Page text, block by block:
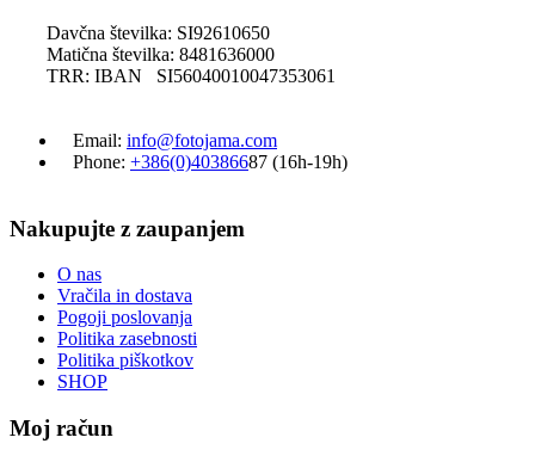
Davčna številka: SI92610650
Matična številka: 8481636000
TRR: IBAN SI56040010047353061
Email: info@fotojama.com
Phone: +386(0)40386687 (16h-19h)
Nakupujte z zaupanjem
O nas
Vračila in dostava
Pogoji poslovanja
Politika zasebnosti
Politika piškotkov
SHOP
Moj račun